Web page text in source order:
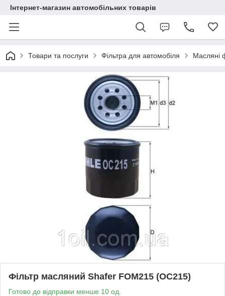
Інтернет-магазин автомобільних товарів
Товари та послуги Фільтра для автомобіля Масляні
Фільтр масляний Shafer FOM215 (OC215)
Готово до відправки менше 10 од.